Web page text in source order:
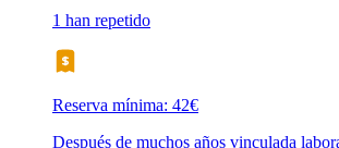
1 han repetido
Reserva mínima: 42€
Después de muchos años vinculada